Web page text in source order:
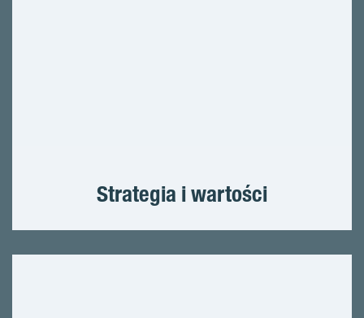
Strategia i wartości